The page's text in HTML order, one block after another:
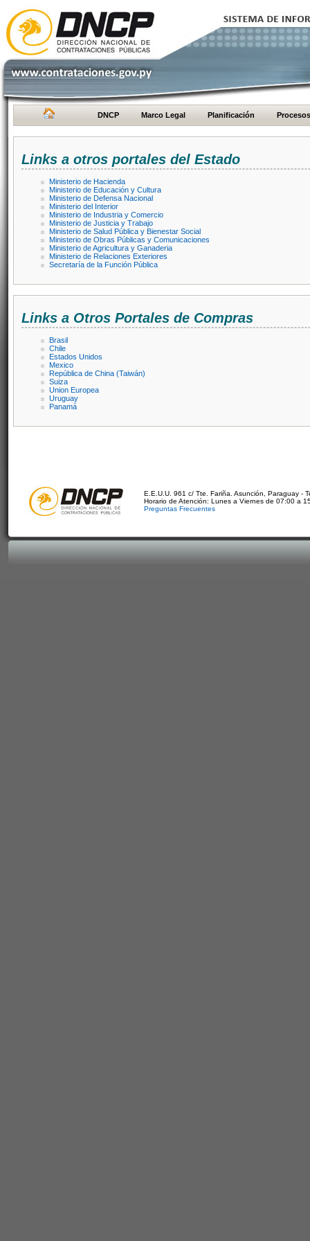
DNCP Marco Legal Planificación Procesos
Links a otros portales del Estado
Ministerio de Hacienda
Ministerio de Educación y Cultura
Ministerio de Defensa Nacional
Ministerio del Interior
Ministerio de Industria y Comercio
Ministerio de Justicia y Trabajo
Ministerio de Salud Pública y Bienestar Social
Ministerio de Obras Públicas y Comunicaciones
Ministerio de Agricultura y Ganaderia
Ministerio de Relaciones Exteriores
Secretaría de la Función Pública
Links a Otros Portales de Compras
Brasil
Chile
Estados Unidos
Mexico
República de China (Taiwán)
Suiza
Union Europea
Uruguay
Panamá
E.E.U.U. 961 c/ Tte. Fariña. Asunción, Paraguay -
Horario de Atención: Lunes a Viernes de 07:00 a
Preguntas Frecuentes